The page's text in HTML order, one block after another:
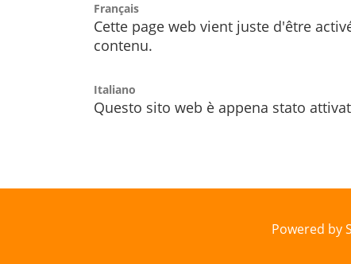
Français
Cette page web vient juste d'être
contenu.
Italiano
Questo sito web è appena stato
Powered by